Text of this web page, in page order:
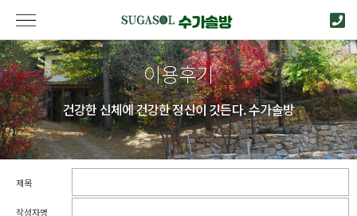
이용후기
건강한 신체에 건강한 정신이 깃든다. 수가솔방
제목
작성자명